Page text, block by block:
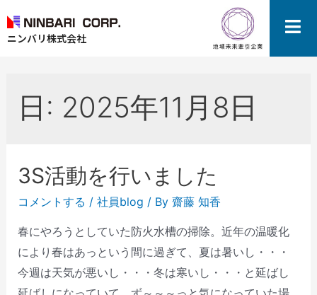
ニンバリ株式会社
日: 2025年11月8日
3S活動を行いました
コメントする / 社員blog / By 齋藤 知香
春にやろうとしていた防火水槽の掃除。近年の温暖化
により春はあっという間に過ぎて、夏は暑いし・・・
今週は天気が悪いし・・・冬は寒いし・・・と延ばし